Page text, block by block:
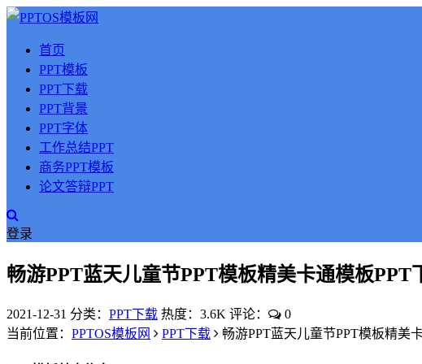
首页
PPT模板
PPT下载
PPT背景
PPT字体
工作总结PPT
商务PPT模板
论文答辩PPT
登录
畅游PPT蓝天儿童节PPT模板精美卡通模板PPT
2021-12-31 分类： PPT下载 热度：3.6K 评论：
0
当前位置： PPTOS模板网 PPT下载 畅游PPT蓝天儿童节PPT模板精美